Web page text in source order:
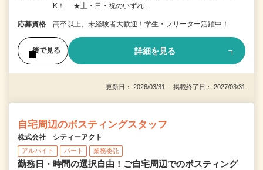
K！ ★土・日・祝のいずれ…
応募資格 高卒以上、未経験者大歓迎！学生・フリーター活躍中！
後で見る 詳細を見る
更新日： 2026/03/31 掲載終了日： 2027/03/31
自宅周辺のポスティングスタッフ
株式会社 シティーアクト
アルバイト パート 業務委託
勤務日・時間の選択自由！ご自宅周辺でのポスティング